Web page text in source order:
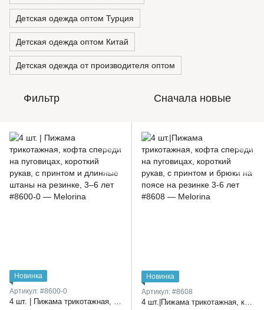
Детская одежда оптом Турция
Детская одежда оптом Китай
Детская одежда от производителя оптом
Фильтр Сначала новые
Новинка
Артикул: #8600-0
Новинка
Артикул: #8608
4 шт.|Пижама трикотажная, кофта спереди на пуговицах, короткий рукав, с принтом и брюки на поясе на резинке 3-6 лет